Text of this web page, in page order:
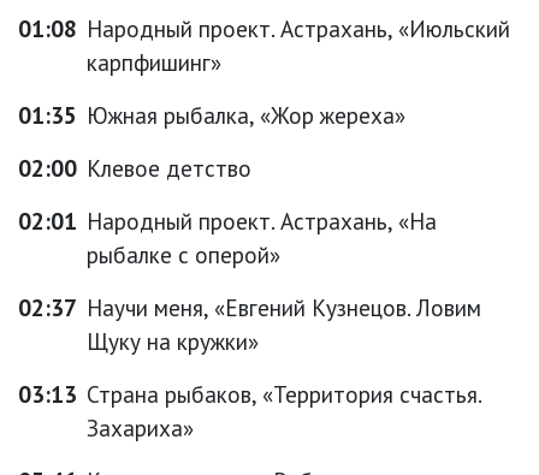
01:08 Народный проект. Астрахань, «Июльский
карпфишинг»
01:35 Южная рыбалка, «Жор жереха»
02:00 Клевое детство
02:01 Народный проект. Астрахань, «На
рыбалке с оперой»
02:37 Научи меня, «Евгений Кузнецов. Ловим
Щуку на кружки»
03:13 Страна рыбаков, «Территория счастья.
Захариха»